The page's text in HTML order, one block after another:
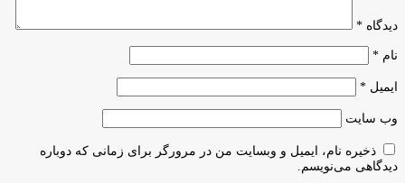
دیدگاه *
نام *
ایمیل *
وب‌ سایت
ذخیره نام، ایمیل و وبسایت من در مرورگر برای زمانی که دوباره
دیدگاهی می‌نویسم.